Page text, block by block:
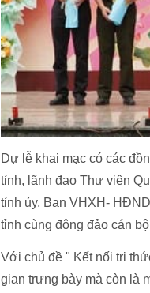
Dự lễ khai mạc có các
tỉnh, lãnh đạo Thư viện
tỉnh ủy, Ban VHXH-
tỉnh cùng đông đảo cán
Với chủ đề " Kết nối tri
gian trưng bày mà còn là